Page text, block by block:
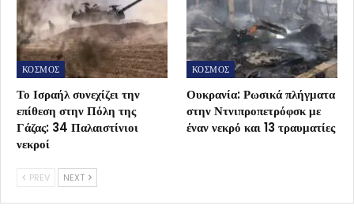
ΚΟΣΜΟΣ
Το Ισραήλ συνεχίζει την
επίθεση στην Πόλη της
Γάζας: 34 Παλαιστίνιοι
νεκροί
ΚΟΣΜΟΣ
Ουκρανία: Ρωσικά πλήγματα
στην Ντνιπροπετρόφσκ με
έναν νεκρό και 13 τραυματίες
PREV NEXT